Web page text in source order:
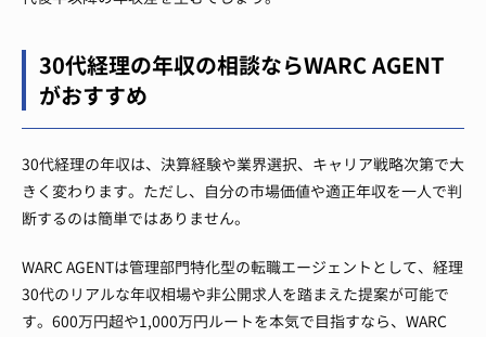
30代経理の年収の相談ならWARC AGENT
がおすすめ
30代経理の年収は、決算経験や業界選択、キャリア戦略次第で大
きく変わります。ただし、自分の市場価値や適正年収を一人で判
断するのは簡単ではありません。
WARC AGENTは管理部門特化型の転職エージェントとして、経理
30代のリアルな年収相場や非公開求人を踏まえた提案が可能で
す。600万円超や1,000万円ルートを本気で目指すなら、WARC